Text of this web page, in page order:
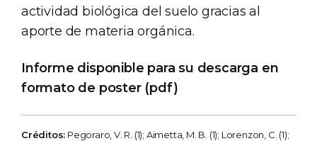
actividad biológica del suelo gracias al
aporte de materia orgánica.
Informe disponible para su descarga en
formato de poster (pdf)
Créditos: Pegoraro, V. R. (1); Aimetta, M. B. (1); Lorenzon, C. (1);